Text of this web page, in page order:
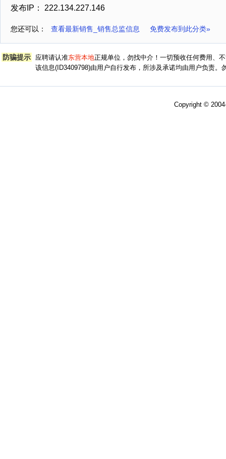
发布IP： 222.134.227.146
您还可以： 查看最新销售_销售总监信息 免费发布到此分类»
防骗提示 应聘请认准东营本地正规单位，勿找中介！一切预收任何费用、
该信息(ID3409798)由用户自行发布，所涉及承诺均由用户负责。
Copyright ©